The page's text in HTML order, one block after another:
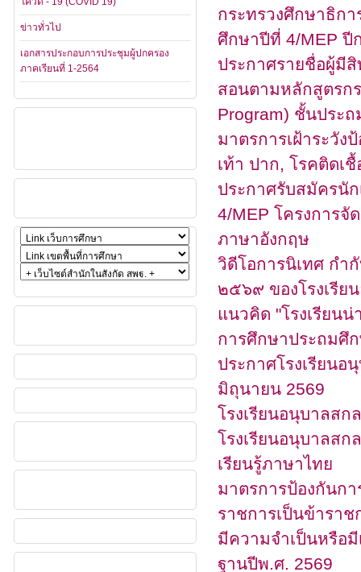
กระทรวงศึกษาธิก
ศึกษาปีที่ 4/MEP ปี
ประกาศรายชื่อผู้มีสิ
สอนตามหลักสูตรก
Program) ชั้นประ
มาตรการเฝ้าระวั
เท้า ปาก, โรคติดเ
ประกาศรับสมัครนั
4/MEP โครงการจั
ภาษาอังกฤษ
วิดีโอการนิเทศ กำ
๒๕๖๙ ของโรงเรีย
แนวคิด "โรงเรียน
การศึกษาประถมศึ
ประกาศโรงเรียน
มิถุนายน 2569
โรงเรียนอนุบาลส
โรงเรียนอนุบาลส
เรียนรู้ภาษาไทย
มาตรการป้องกันกา
ราชการเป็นข้ารา
มีความจำเป็นหรือ
ฐานปีพ.ศ. 2569
ข่าวทั่วไป
เอกสารประกอบการประชุมผู้ปกครอง
ภาคเรียนที่ 1-2564